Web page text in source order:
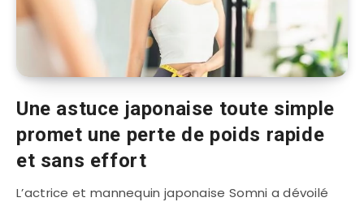
Une astuce japonaise toute simple
promet une perte de poids rapide
et sans effort
L’actrice et mannequin japonaise Somni a dévoilé